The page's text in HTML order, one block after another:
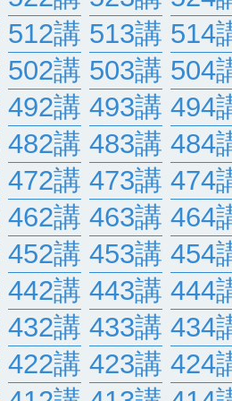
512講 513講 514
502講 503講 504
492講 493講 494
482講 483講 484
472講 473講 474
462講 463講 464
452講 453講 454
442講 443講 444
432講 433講 434
422講 423講 424